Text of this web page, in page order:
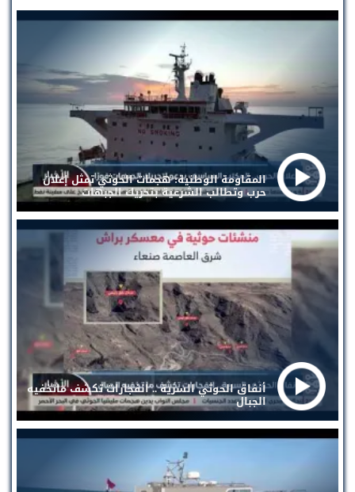
المقاومة الوطنية: هجمات الحوثي تمثل إعلان
حرب وتطالب الشرعية بتحريك الجبهات
أنفاق الحوثي السرية .. انفجارات تكشف ماتخفيه
الجبال